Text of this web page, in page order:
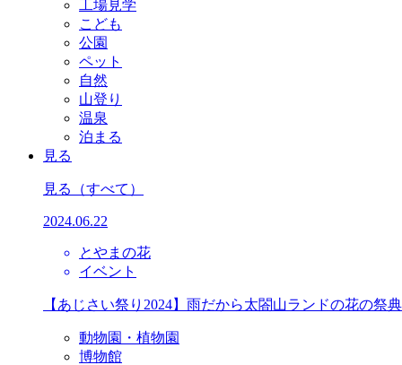
工場見学
こども
公園
ペット
自然
山登り
温泉
泊まる
見る
見る （すべて）
2024.06.22
とやまの花
イベント
【あじさい祭り2024】雨だから太閤山ランドの花の祭
動物園・植物園
博物館